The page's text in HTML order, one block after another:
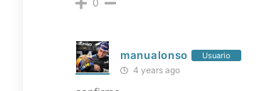
0
manualonso Usuario
4 years ago